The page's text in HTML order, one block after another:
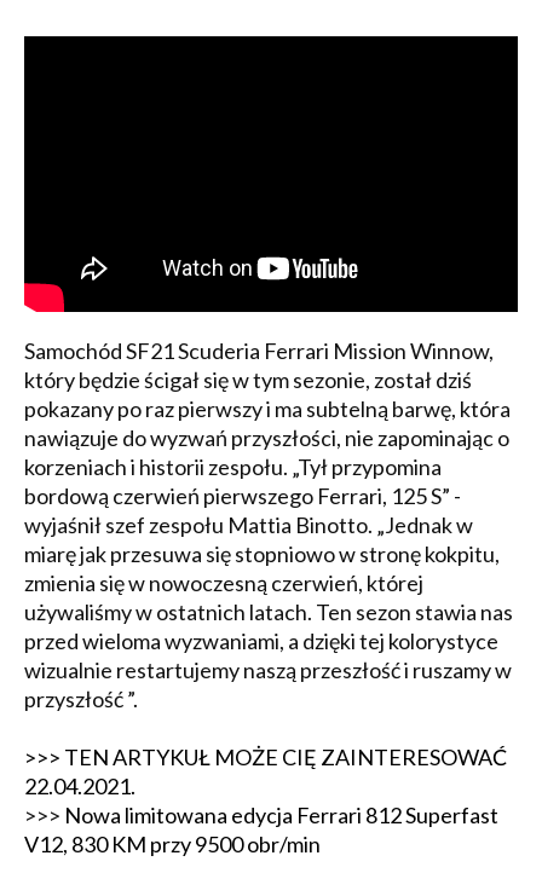
Samochód SF21 Scuderia Ferrari Mission Winnow,
który będzie ścigał się w tym sezonie, został dziś
pokazany po raz pierwszy i ma subtelną barwę, która
nawiązuje do wyzwań przyszłości, nie zapominając o
korzeniach i historii zespołu. „Tył przypomina
bordową czerwień pierwszego Ferrari, 125 S” -
wyjaśnił szef zespołu Mattia Binotto. „Jednak w
miarę jak przesuwa się stopniowo w stronę kokpitu,
zmienia się w nowoczesną czerwień, której
używaliśmy w ostatnich latach. Ten sezon stawia nas
przed wieloma wyzwaniami, a dzięki tej kolorystyce
wizualnie restartujemy naszą przeszłość i ruszamy w
przyszłość ”.
>>> TEN ARTYKUŁ MOŻE CIĘ ZAINTERESOWAĆ
22.04.2021.
>>> Nowa limitowana edycja Ferrari 812 Superfast
V12, 830 KM przy 9500 obr/min